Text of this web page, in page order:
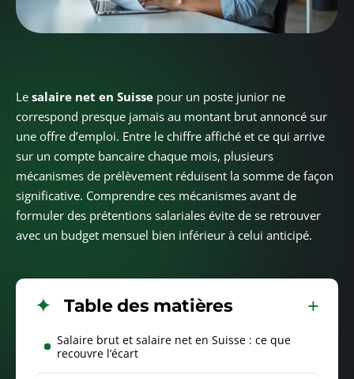
Le salaire net en Suisse pour un poste junior ne
correspond presque jamais au montant brut annoncé sur
une offre d’emploi. Entre le chiffre affiché et ce qui arrive
sur un compte bancaire chaque mois, plusieurs
mécanismes de prélèvement réduisent la somme de façon
significative. Comprendre ces mécanismes avant de
formuler des prétentions salariales évite de se retrouver
avec un budget mensuel bien inférieur à celui anticipé.
Table des matières
Salaire brut et salaire net en Suisse : ce que
recouvre l’écart